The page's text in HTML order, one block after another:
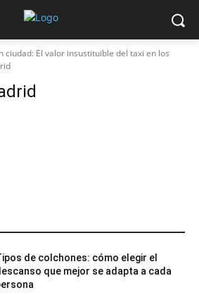
ciudad: El valor insustituible del taxi en los
de colchones: cómo elegir el
que mejor se adapta a cada